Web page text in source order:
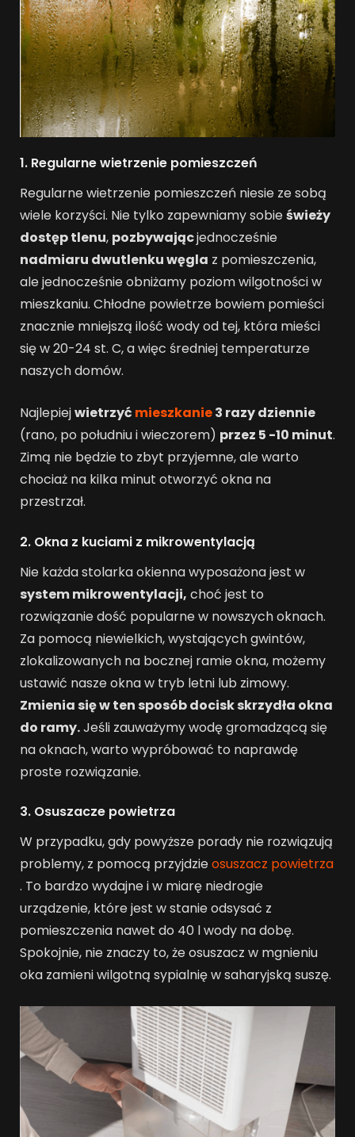
1. Regularne wietrzenie pomieszczeń
Regularne wietrzenie pomieszczeń niesie ze sobą
wiele korzyści. Nie tylko zapewniamy sobieświeży
dostęp tlenu, pozbywającjednocześnie
nadmiaru dwutlenku węgla z pomieszczenia,
ale jednocześnie obniżamy poziom wilgotności w
mieszkaniu. Chłodne powietrze bowiem pomieści
znacznie mniejszą ilość wody od tej, która mieści
się w 20-24 st. C, a więc średniej temperaturze
naszych domów.
Najlepiejwietrzyć mieszkanie3 razy dziennie
(rano, po południu i wieczorem) przez 5 -10 minut.
Zimą nie będzie to zbyt przyjemne, ale warto
chociaż na kilka minut otworzyć okna na
przestrzał.
2. Okna z kuciami z mikrowentylacją
Nie każda stolarka okienna wyposażona jest w
system mikrowentylacji, choć jest to
rozwiązanie dość popularne w nowszych oknach.
Za pomocą niewielkich, wystających gwintów,
zlokalizowanych na bocznej ramie okna, możemy
ustawić nasze okna w tryb letni lub zimowy.
Zmienia się w ten sposób docisk skrzydła okna
do ramy.Jeśli zauważymy wodę gromadzącą się
na oknach, warto wypróbować to naprawdę
proste rozwiązanie.
3. Osuszacze powietrza
W przypadku, gdy powyższe porady nie rozwiązują
problemy, z pomocą przyjdzieosuszacz powietrza
. To bardzo wydajne i w miarę niedrogie
urządzenie, które jest w stanie odsysać z
pomieszczenia nawet do 40 l wody na dobę.
Spokojnie, nie znaczy to, że osuszacz w mgnieniu
oka zamieni wilgotną sypialnię w saharyjską suszę.